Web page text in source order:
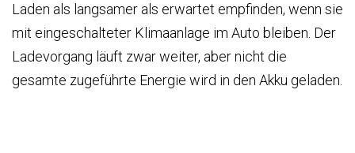
Laden als langsamer als erwartet empfinden, wenn sie
mit eingeschalteter Klimaanlage im Auto bleiben. Der
Ladevorgang läuft zwar weiter, aber nicht die
gesamte zugeführte Energie wird in den Akku geladen.